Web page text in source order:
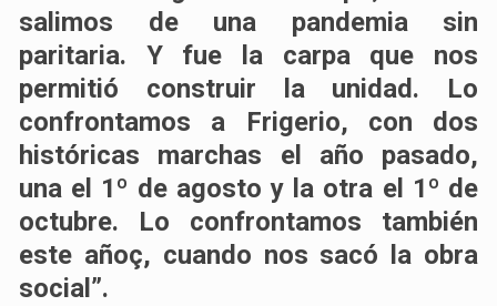
salimos de una pandemia sin
paritaria. Y fue la carpa que nos
permitió construir la unidad. Lo
confrontamos a Frigerio, con dos
históricas marchas el año pasado,
una el 1º de agosto y la otra el 1º de
octubre. Lo confrontamos también
este añoç, cuando nos sacó la obra
social”.